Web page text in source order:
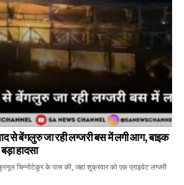
से बेंगलुरु जा रही लग्जरी बस में लगी आग, बाइक
हादसा
चिन्नोटेकुर के पास की, जहां शुक्रवार को एक प्राइवेट लग्जरी